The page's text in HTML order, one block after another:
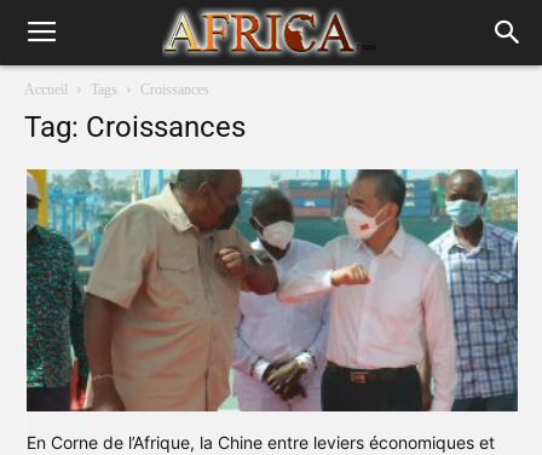
Accueil Tags Croissances
Tag: Croissances
En Corne de l’Afrique, la Chine entre leviers économiques et